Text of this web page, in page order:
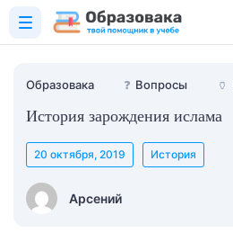
Образовака ❓ Вопросы 🏺
История зарождения ислама
Арсений
20 октября, 2019 История